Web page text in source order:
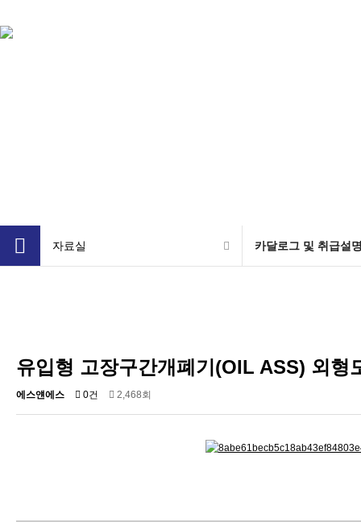
자료실 카달로그 및 취급설
유입형 고장구간개폐기(OIL ASS) 외형
에스얜에스 0건 2,468회